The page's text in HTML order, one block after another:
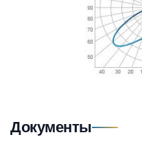
Документы